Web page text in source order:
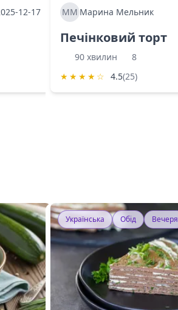
12-17 МММарина Мельник
Печінковий торт
90 хвилин
8
★ ★ ★ ★ ☆ 4.5(25)
Українська Обід Вечеря